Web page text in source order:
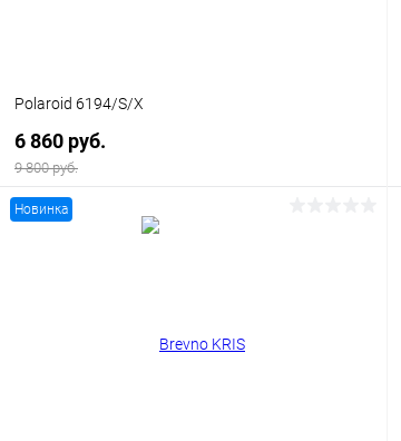
Polaroid 6194/S/X
6 860 руб.
9 800 руб.
Новинка